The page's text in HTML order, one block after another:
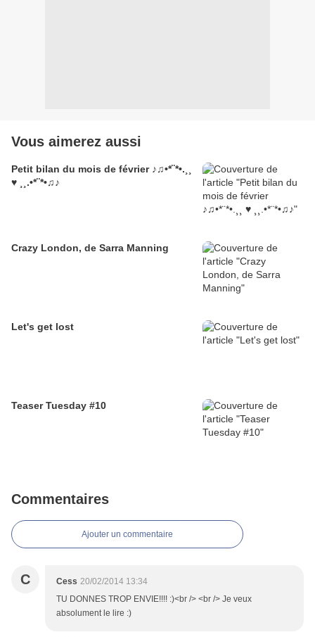
Vous aimerez aussi
Petit bilan du mois de février ♪♫•*¨*•.¸¸
♥ ¸¸.•*¨*•♫♪
Crazy London, de Sarra Manning
Let's get lost
Teaser Tuesday #10
Commentaires
Ajouter un commentaire
C Cess 20/02/2014 13:34
TU DONNES TROP ENVIE!!!! :)<br /> <br /> Je veux
absolument le lire :)